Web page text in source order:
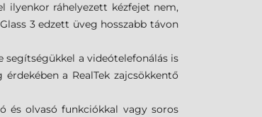
ilyenkor ráhelyezett kézfejet nem,
3 edzett üveg hosszabb távon
segítségükkel a videótelefonálás is
a RealTek zajcsökkentő
és olvasó funkciókkal vagy soros